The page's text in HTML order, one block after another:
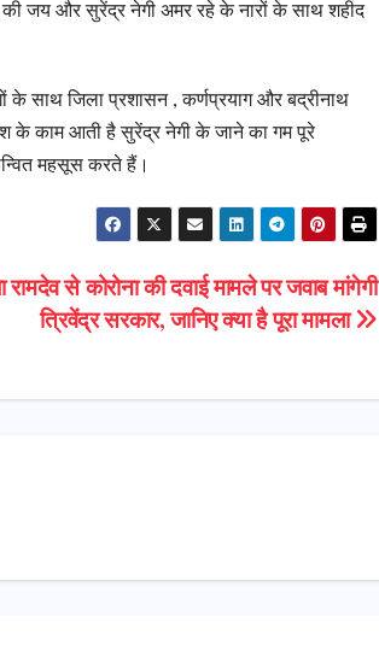
की जय और सुरेंद्र नेगी अमर रहे के नारों के साथ शहीद
के साथ जिला प्रशासन , कर्णप्रयाग और बद्रीनाथ
देश के काम आती है सुरेंद्र नेगी के जाने का गम पूरे
महसूस करते हैं।
रामदेव से कोरोना की दवाई मामले पर जवाब मांगेगी
त्रिवेंद्र सरकार, जानिए क्या है पूरा मामला